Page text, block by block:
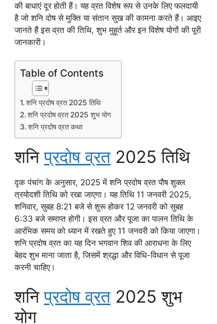
की बाधाएं दूर होती हैं। यह व्रत विशेष रूप से उनके लिए फलदायी
है जो शनि दोष से मुक्ति या संतान सुख की कामना करते हैं। आइए
जानते हैं इस व्रत की तिथि, शुभ मुहूर्त और इन विशेष योगों की पूरी
जानकारी।
Table of Contents
शनि प्रदोष व्रत 2025 तिथि
शनि प्रदोष व्रत 2025 शुभ योग
शनि प्रदोष व्रत कथा
शनिप्रदोष व्रत 2025 तिथि
दृक पंचांग के अनुसार, 2025 में शनि प्रदोष व्रत पौष शुक्ल
त्रयोदशी तिथि को रखा जाएगा। यह तिथि 11 जनवरी 2025,
शनिवार, सुबह 8:21 बजे से शुरू होकर 12 जनवरी को सुबह
6:33 बजे समाप्त होगी। इस व्रत और पूजा का पालन तिथि के
आरंभिक समय को ध्यान में रखते हुए 11 जनवरी को किया जाएगा।
शनि प्रदोष व्रत का यह दिन भगवान शिव की आराधना के लिए
बेहद शुभ माना जाता है, जिसमें श्रद्धा और विधि-विधान से पूजा
करनी चाहिए।
शनिप्रदोष व्रत 2025 शुभ
योग